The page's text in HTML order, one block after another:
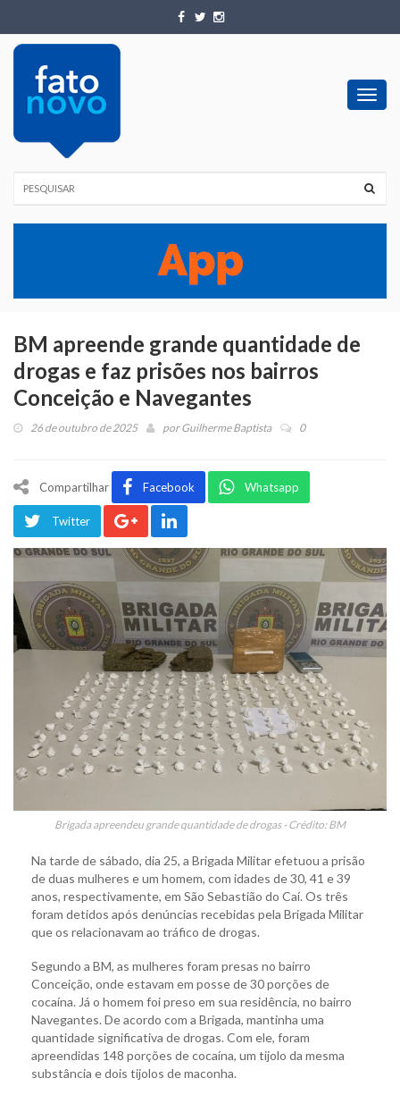
BM apreende grande quantidade de
drogas e faz prisões nos bairros
Conceição e Navegantes
26 de outubro de 2025 porGuilherme Baptista 0
Compartilhar Facebook Whatsapp
Twitter
Brigada apreendeu grande quantidade de drogas - Crédito: BM
Na tarde de sábado, dia 25, a Brigada Militar efetuou a prisão
de duas mulheres e um homem, com idades de 30, 41 e 39
anos, respectivamente, em São Sebastião do Caí. Os três
foram detidos após denúncias recebidas pela Brigada Militar
que os relacionavam ao tráfico de drogas.
Segundo a BM, as mulheres foram presas no bairro
Conceição, onde estavam em posse de 30 porções de
cocaína. Já o homem foi preso em sua residência, no bairro
Navegantes. De acordo com a Brigada, mantinha uma
quantidade significativa de drogas. Com ele, foram
apreendidas 148 porções de cocaína, um tijolo da mesma
substância e dois tijolos de maconha.